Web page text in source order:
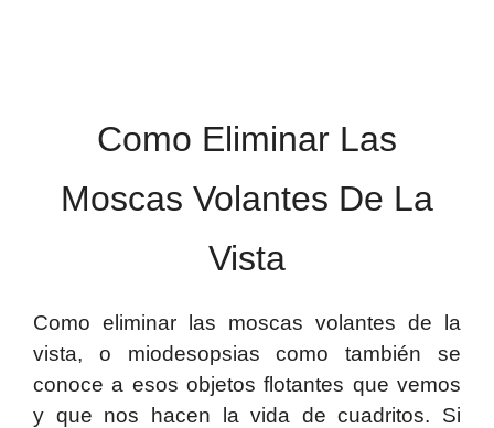
Como Eliminar Las
Moscas Volantes De La
Vista
Como eliminar las moscas volantes de la
vista, o miodesopsias como también se
conoce a esos objetos flotantes que vemos
y que nos hacen la vida de cuadritos. Si